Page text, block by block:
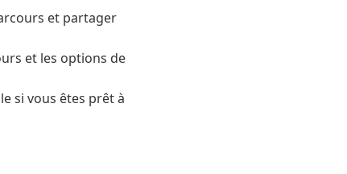
et partager
et les options de
si vous êtes prêt à